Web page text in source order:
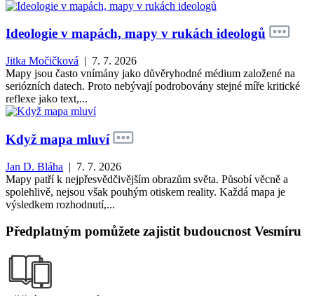
Ideologie v mapách, mapy v rukách ideologů
Jitka Močičková | 7. 7. 2026
Mapy jsou často vnímány jako důvěryhodné médium založené na
seriózních datech. Proto nebývají podrobovány stejné míře kritické
reflexe jako text,...
Když mapa mluví
Jan D. Bláha | 7. 7. 2026
Mapy patří k nejpřesvědčivějším obrazům světa. Působí věcně a
spolehlivě, nejsou však pouhým otiskem reality. Každá mapa je
výsledkem rozhodnutí,...
Předplatným pomůžete zajistit budoucnost Vesmíru